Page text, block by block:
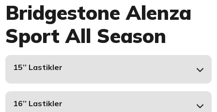
Bridgestone Alenza
Sport All Season
15’’ Lastikler
16’’ Lastikler